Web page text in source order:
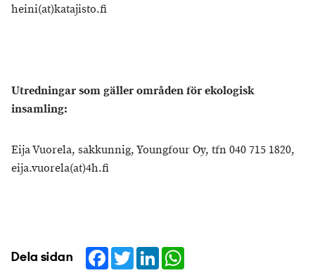
heini(at)katajisto.fi
Utredningar som gäller områden för ekologisk
insamling:
Eija Vuorela, sakkunnig, Youngfour Oy, tfn 040 715 1820,
eija.vuorela(at)4h.fi
Dela sidan Facebook
TwitterLinkedIn